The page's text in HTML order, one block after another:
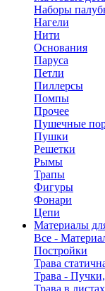
Наборы
Нагели
Нити
Основания
Паруса
Петли
Пиллерсы
Помпы
Прочее
Пушечные
Пушки
Решетки
Рымы
Трапы
Фигуры
Фонари
Цепи
Материалы
Все -
Постройки
Трава
Трава -
Трава в